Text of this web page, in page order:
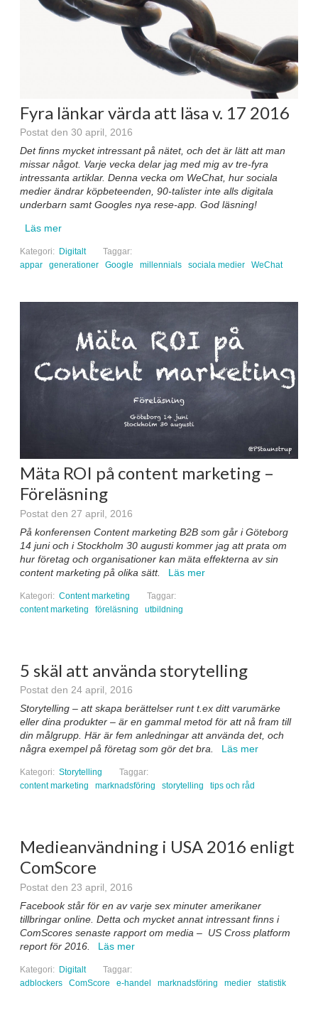
Fyra länkar värda att läsa v. 17 2016
Postat den 30 april, 2016
Det finns mycket intressant på nätet, och det är lätt att man
missar något. Varje vecka delar jag med mig av tre-fyra
intressanta artiklar. Denna vecka om WeChat, hur sociala
medier ändrar köpbeteenden, 90-talister inte alls digitala
underbarn samt Googles nya rese-app. God läsning!
Läs mer
Kategori: Digitalt
Taggar:
appar
generationer Google millennials sociala medier WeChat
Mäta ROI på content marketing –
Föreläsning
Postat den 27 april, 2016
På konferensen Content marketing B2B som går i Göteborg
14 juni och i Stockholm 30 augusti kommer jag att prata om
hur företag och organisationer kan mäta effekterna av sin
content marketing på olika sätt.
Läs mer
Kategori: Content marketing
Taggar:
content marketing
föreläsning utbildning
5 skäl att använda storytelling
Postat den 24 april, 2016
Storytelling – att skapa berättelser runt t.ex ditt varumärke
eller dina produkter – är en gammal metod för att nå fram till
din målgrupp. Här är fem anledningar att använda det, och
några exempel på företag som gör det bra.
Läs mer
Kategori: Storytelling
Taggar:
content marketing
marknadsföring storytelling tips och råd
Medieanvändning i USA 2016 enligt
ComScore
Postat den 23 april, 2016
Facebook står för en av varje sex minuter amerikaner
tillbringar online. Detta och mycket annat intressant finns i
ComScores senaste rapport om media – US Cross platform
report för 2016.
Läs mer
Kategori: Digitalt
Taggar:
adblockers
ComScore e-handel marknadsföring medier statistik